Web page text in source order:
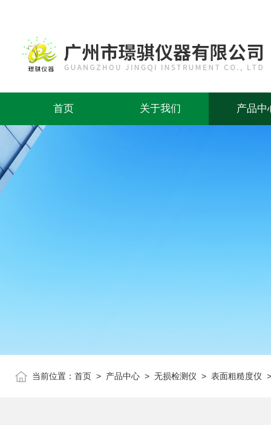
首页 关于我们 产品中
当前位置： 首页 > 产品中心 > 无损检测仪 > 表面粗糙度仪